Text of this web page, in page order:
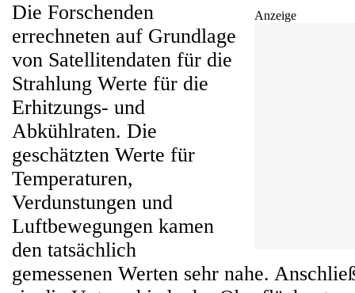
Anzeige
Die Forschenden
errechneten auf Grundlage
von Satellitendaten für die
Strahlung Werte für die
Erhitzungs- und
Abkühlraten. Die
geschätzten Werte für
Temperaturen,
Verdunstungen und
Luftbewegungen kamen
den tatsächlich
gemessenen Werten sehr nahe.